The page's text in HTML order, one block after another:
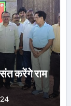
संत करेंगे राम